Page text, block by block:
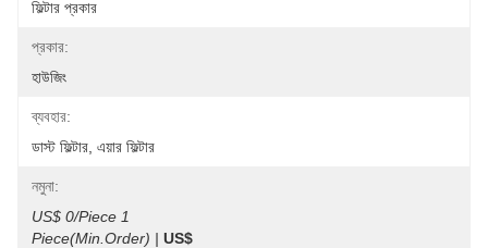
ফিল্টার প্রকার
প্রকার:
হাউজিং
ব্যবহার:
ডাস্ট ফিল্টার, এয়ার ফিল্টার
নমুনা:
US$ 0/Piece 1
Piece(Min.Order) | US$